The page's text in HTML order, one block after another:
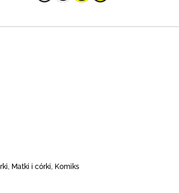
Matki i córki, Komiks